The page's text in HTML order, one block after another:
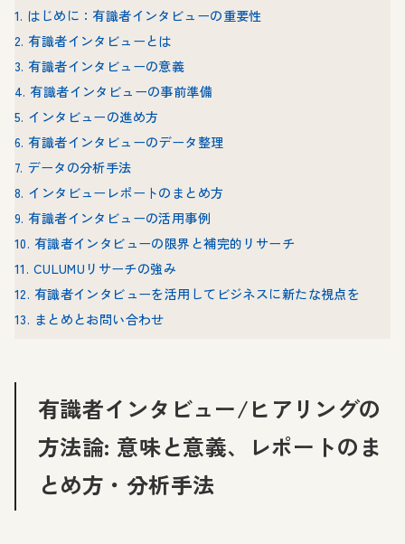
1. はじめに：有識者インタビューの重要性
2. 有識者インタビューとは
3. 有識者インタビューの意義
4. 有識者インタビューの事前準備
5. インタビューの進め方
6. 有識者インタビューのデータ整理
7. データの分析手法
8. インタビューレポートのまとめ方
9. 有識者インタビューの活用事例
10. 有識者インタビューの限界と補完的リサーチ
11. CULUMUリサーチの強み
12. 有識者インタビューを活用してビジネスに新たな視点を
13. まとめとお問い合わせ
有識者インタビュー/ヒアリングの
方法論: 意味と意義、レポートのま
とめ方・分析手法